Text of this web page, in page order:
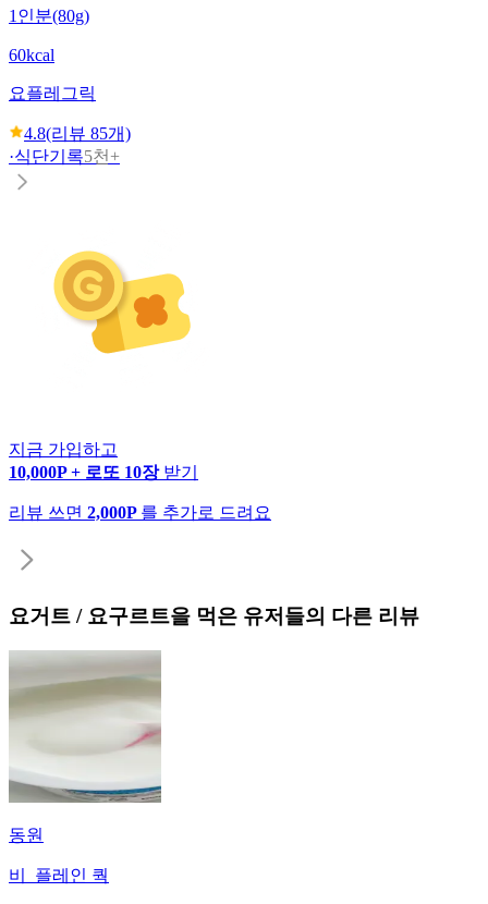
1인분(80g)
60kcal
요플레 그릭
4.8(리뷰 85개)
·식단기록5천+
지금 가입하고
10,000P + 로또 10장 받기
리뷰 쓰면 2,000P 를 추가로 드려요
요거트 / 요구르트을 먹은 유저들의 다른 리뷰
동원
비_플레인 쿽